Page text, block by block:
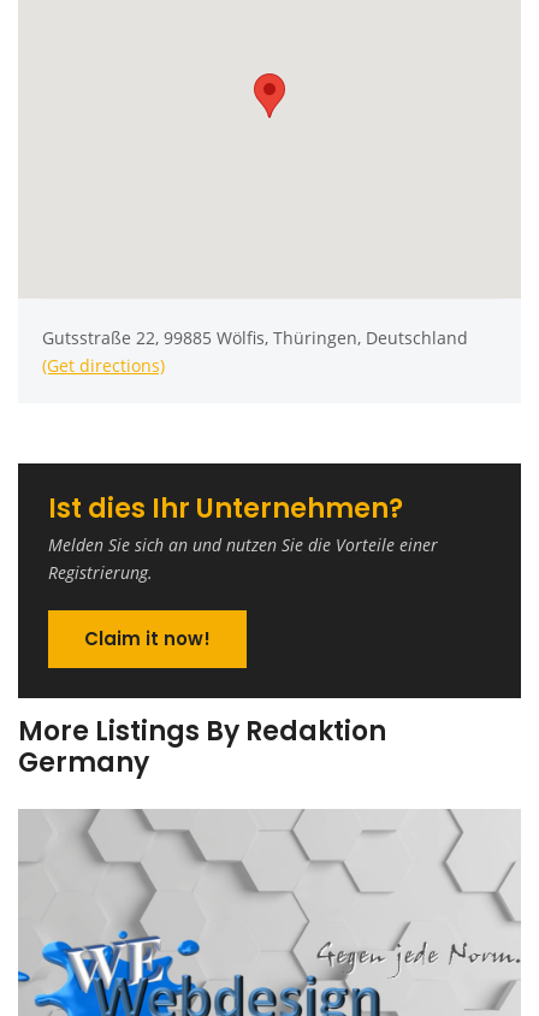
Gutsstraße 22, 99885 Wölfis, Thüringen, Deutschland
(Get directions)
Ist dies Ihr Unternehmen?
Melden Sie sich an und nutzen Sie die Vorteile einer
Registrierung.
Claim it now!
More Listings By Redaktion
Germany